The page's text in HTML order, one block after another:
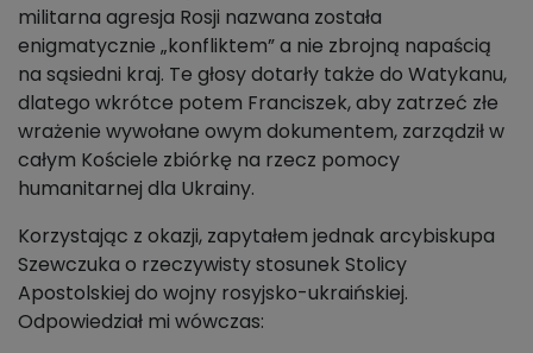
militarna agresja Rosji nazwana została
enigmatycznie „konfliktem” a nie zbrojną napaścią
na sąsiedni kraj. Te głosy dotarły także do Watykanu,
dlatego wkrótce potem Franciszek, aby zatrzeć złe
wrażenie wywołane owym dokumentem, zarządził w
całym Kościele zbiórkę na rzecz pomocy
humanitarnej dla Ukrainy.
Korzystając z okazji, zapytałem jednak arcybiskupa
Szewczuka o rzeczywisty stosunek Stolicy
Apostolskiej do wojny rosyjsko-ukraińskiej.
Odpowiedział mi wówczas: